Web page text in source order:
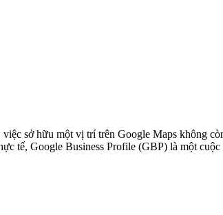
sở hữu một vị trí trên Google Maps không
tế, Google Business Profile (GBP) là một